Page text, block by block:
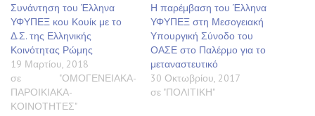
Συνάντηση του Έλληνα
ΥΦΥΠΕΞ κου Κουίκ με το
Δ.Σ. της Ελληνικής
Κοινότητας Ρώμης
19 Μαρτίου, 2018
σε "ΟΜΟΓΕΝΕΙΑΚΑ-
ΠΑΡΟΙΚΙΑΚΑ-
ΚΟΙΝΟΤΗΤΕΣ"
Η παρέμβαση του Έλληνα
ΥΦΥΠΕΞ στη Μεσογειακή
Υπουργική Σύνοδο του
ΟΑΣΕ στο Παλέρμο για το
μεταναστευτικό
30 Οκτωβρίου, 2017
σε "ΠΟΛΙΤΙΚΗ"